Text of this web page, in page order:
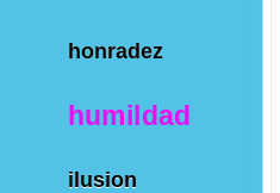
honradez
humildad
ilusion